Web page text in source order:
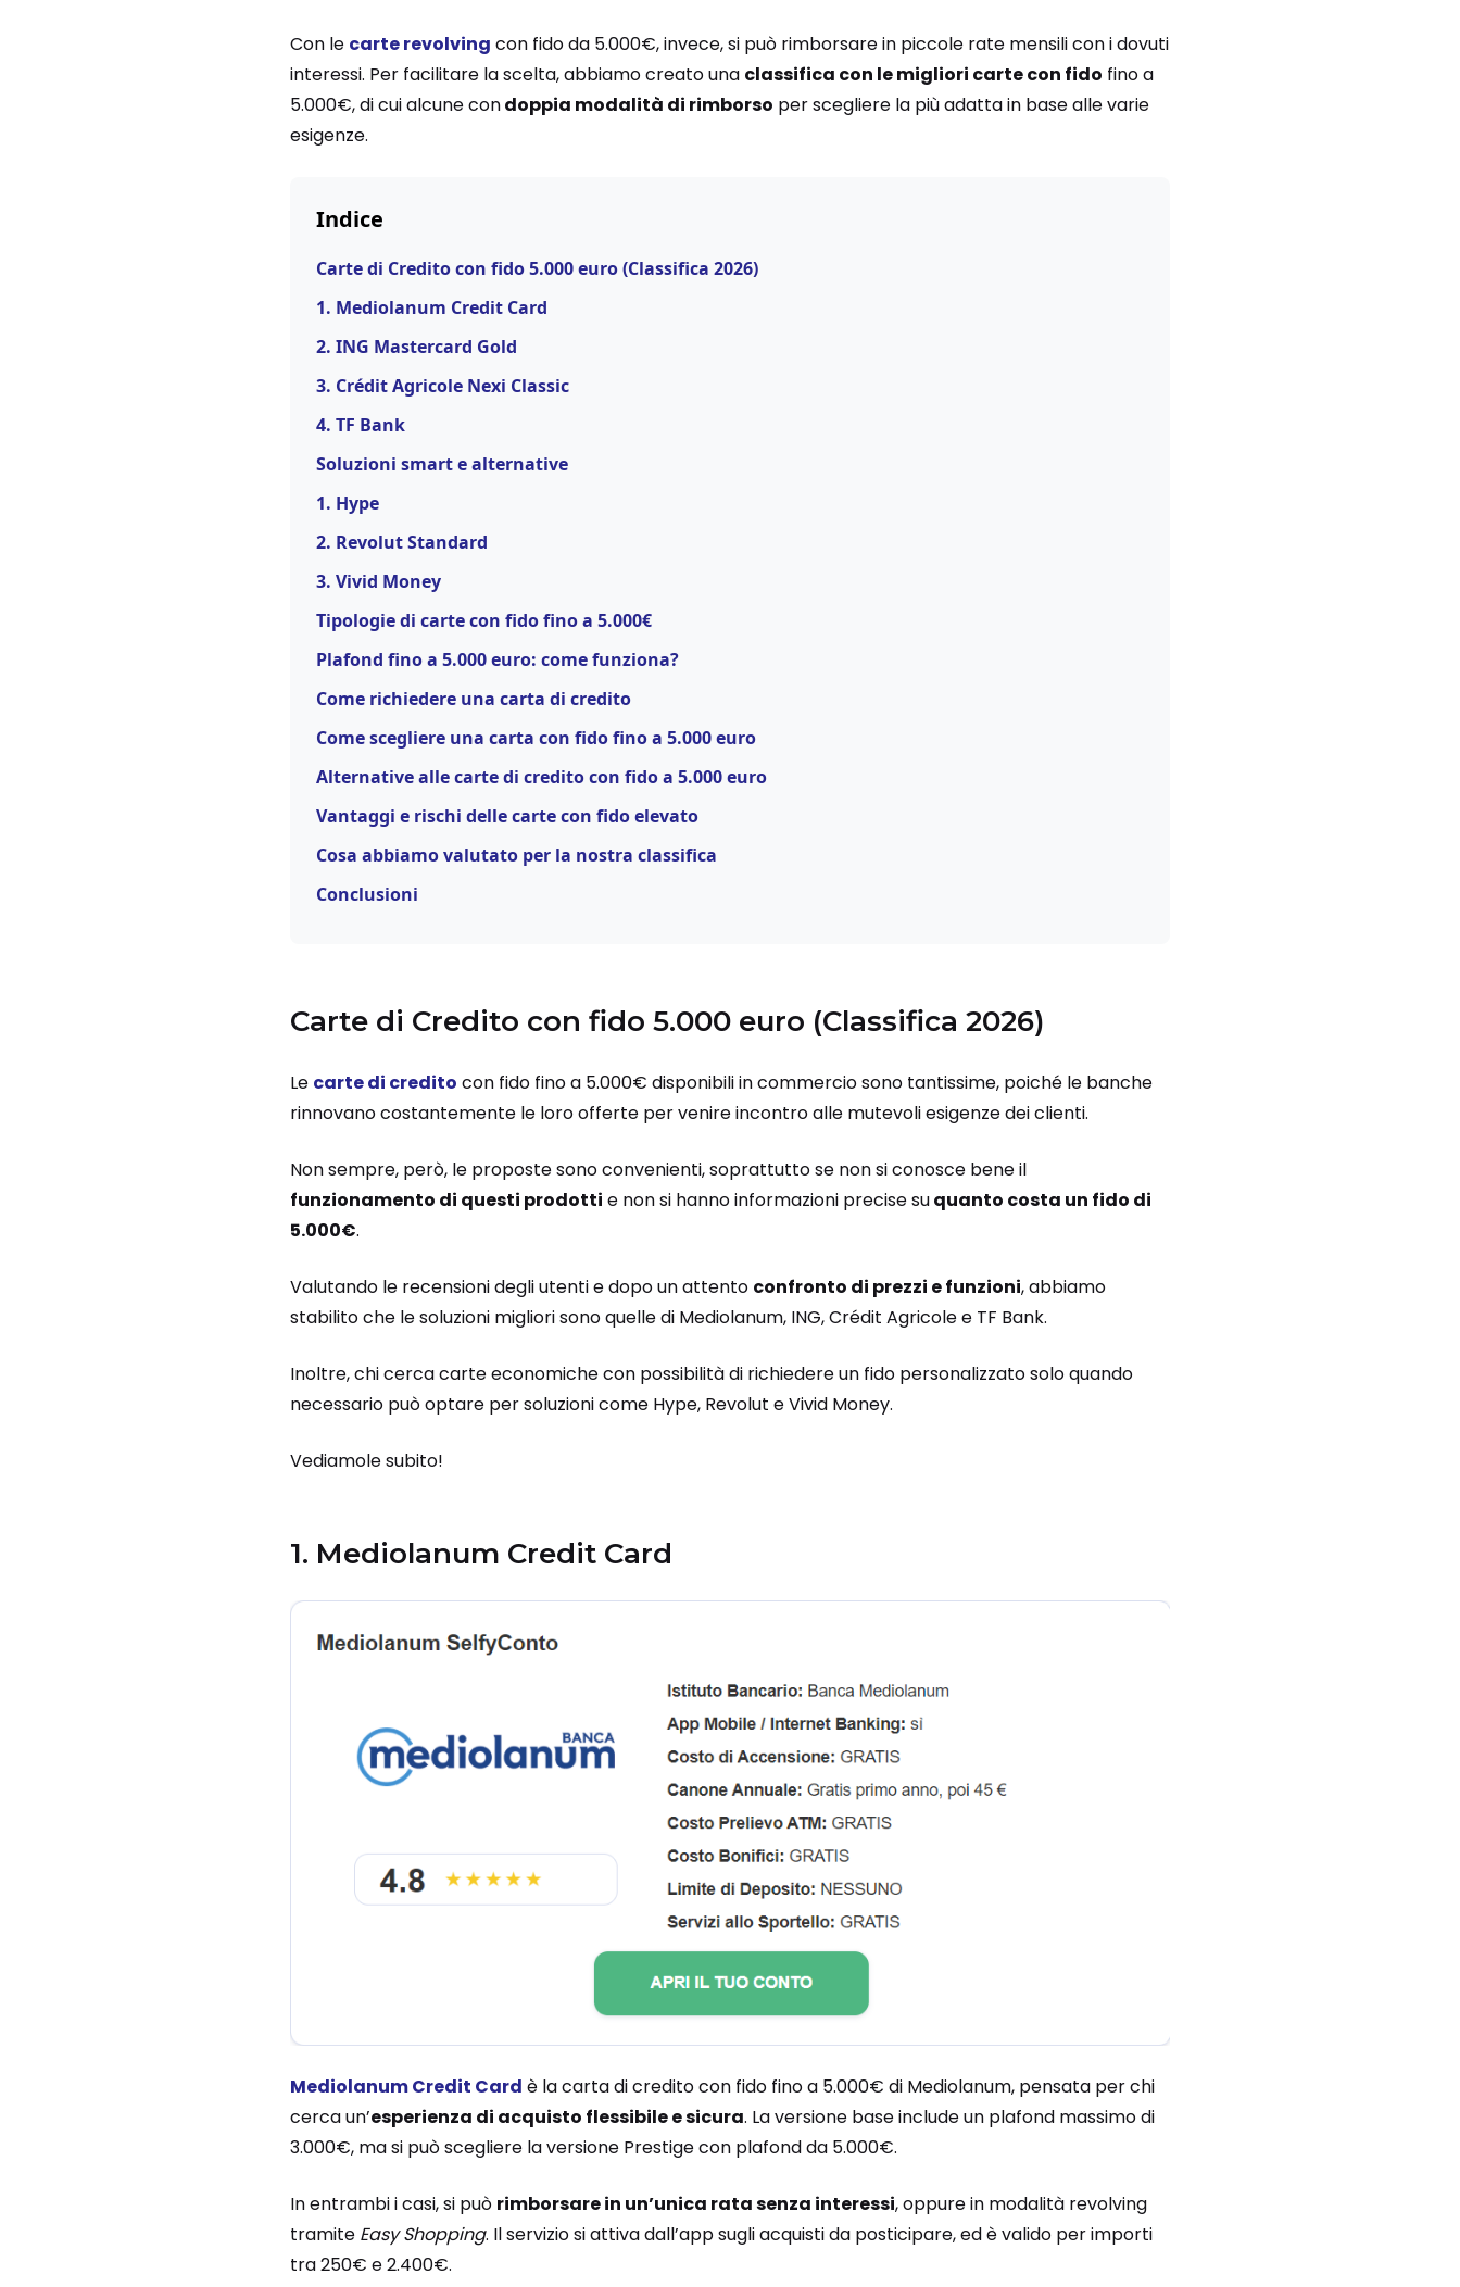
Con le carte revolving con fido da 5.000€, invece, si può rimborsare in piccole rate mensili con i dovuti
interessi. Per facilitare la scelta, abbiamo creato una classifica con le migliori carte con fido fino a
5.000€, di cui alcune condoppia modalità di rimborso per scegliere la più adatta in base alle varie
esigenze.
Indice
Carte di Credito con fido 5.000 euro (Classifica 2026)
1. Mediolanum Credit Card
2. ING Mastercard Gold
3. Crédit Agricole Nexi Classic
4. TF Bank
Soluzioni smart e alternative
1. Hype
2. Revolut Standard
3. Vivid Money
Tipologie di carte con fido fino a 5.000€
Plafond fino a 5.000 euro: come funziona?
Come richiedere una carta di credito
Come scegliere una carta con fido fino a 5.000 euro
Alternative alle carte di credito con fido a 5.000 euro
Vantaggi e rischi delle carte con fido elevato
Cosa abbiamo valutato per la nostra classifica
Conclusioni
Carte di Credito con fido 5.000 euro (Classifica 2026)
Le carte di credito con fido fino a 5.000€ disponibili in commercio sono tantissime, poiché le banche
rinnovano costantemente le loro offerte per venire incontro alle mutevoli esigenze dei clienti.
Non sempre, però, le proposte sono convenienti, soprattutto se non si conosce bene il
funzionamento di questi prodotti e non si hanno informazioni precise suquanto costa un fido di
5.000€.
Valutando le recensioni degli utenti e dopo un attento confronto di prezzi e funzioni, abbiamo
stabilito che le soluzioni migliori sono quelle di Mediolanum, ING, Crédit Agricole e TF Bank.
Inoltre, chi cerca carte economiche con possibilità di richiedere un fido personalizzato solo quando
necessario può optare per soluzioni come Hype, Revolut e Vivid Money.
Vediamole subito!
1. Mediolanum Credit Card
Mediolanum Credit Card è la carta di credito con fido fino a 5.000€ di Mediolanum, pensata per chi
cerca un’esperienza di acquisto flessibile e sicura. La versione base include un plafond massimo di
3.000€, ma si può scegliere la versione Prestige con plafond da 5.000€.
In entrambi i casi, si può rimborsare in un’unica rata senza interessi, oppure in modalità revolving
tramite Easy Shopping. Il servizio si attiva dall’app sugli acquisti da posticipare, ed è valido per importi
tra 250€ e 2.400€.